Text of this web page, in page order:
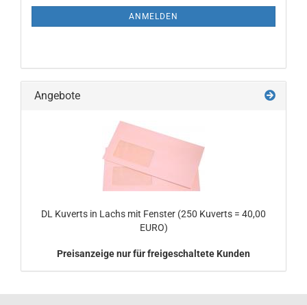
ANMELDEN
Angebote
DL Kuverts in Lachs mit Fenster (250 Kuverts = 40,00
EURO)
Preisanzeige nur für freigeschaltete Kunden